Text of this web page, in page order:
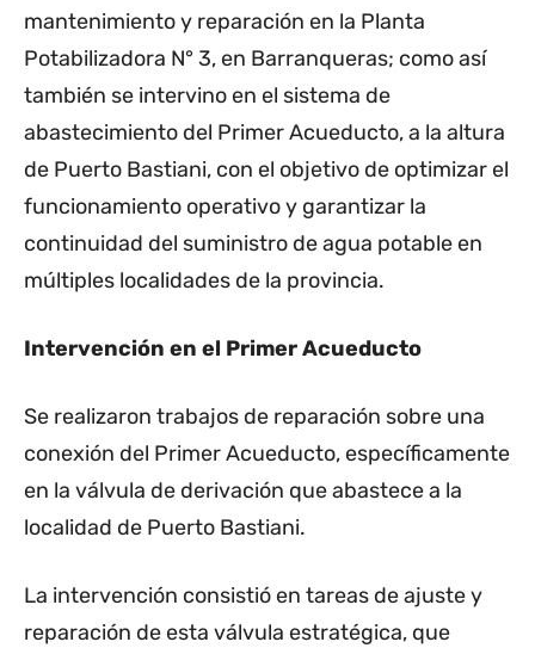
mantenimiento y reparación en la Planta
Potabilizadora N° 3, en Barranqueras; como así
también se intervino en el sistema de
abastecimiento del Primer Acueducto, a la altura
de Puerto Bastiani, con el objetivo de optimizar el
funcionamiento operativo y garantizar la
continuidad del suministro de agua potable en
múltiples localidades de la provincia.
Intervención en el Primer Acueducto
Se realizaron trabajos de reparación sobre una
conexión del Primer Acueducto, específicamente
en la válvula de derivación que abastece a la
localidad de Puerto Bastiani.
La intervención consistió en tareas de ajuste y
reparación de esta válvula estratégica, que